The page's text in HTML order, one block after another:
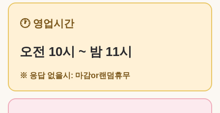
🕐 영업시간
오전 10시 ~ 밤 11시
※ 응답 없을시: 마감or랜덤휴무